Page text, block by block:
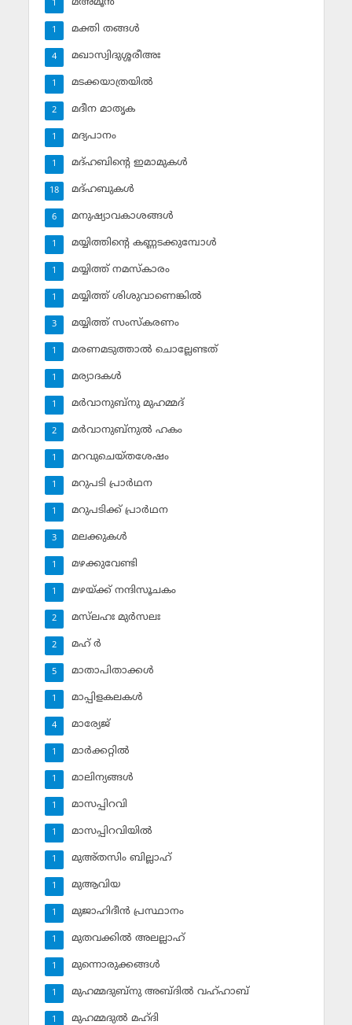
1
മക്തി തങ്ങള്‍
1
മഖാസ്വിദുശ്ശരീഅഃ
4
മടക്കയാത്രയില്‍
1
മദീന മാതൃക
2
മദ്യപാനം
1
മദ്ഹബിന്റെ ഇമാമുകള്‍
1
മദ്ഹബുകള്‍
18
മനുഷ്യാവകാശങ്ങള്‍
6
മയ്യിത്തിന്റെ കണ്ണടക്കുമ്പോള്‍
1
മയ്യിത്ത് നമസ്‌കാരം
1
മയ്യിത്ത് ശിശുവാണെങ്കില്‍
1
മയ്യിത്ത് സംസ്‌കരണം
3
മരണമടുത്താല്‍ ചൊല്ലേണ്ടത്
1
മര്യാദകള്‍
1
മര്‍വാനുബ്‌നു മുഹമ്മദ്
1
മര്‍വാനുബ്‌നുല്‍ ഹകം
2
മറവുചെയ്തശേഷം
1
മറുപടി പ്രാര്‍ഥന
1
മറുപടിക്ക് പ്രാര്‍ഥന
1
മലക്കുകള്‍
3
മഴക്കുവേണ്ടി
1
മഴയ്ക്ക് നന്ദിസൂചകം
1
മസ്‌ലഹഃ മുര്‍സലഃ
2
മഹ് ര്‍
2
മാതാപിതാക്കള്‍
5
മാപ്പിളകലകള്‍
1
മാര്യേജ്
4
മാര്‍ക്കറ്റില്‍
1
മാലിന്യങ്ങള്‍
1
മാസപ്പിറവി
1
മാസപ്പിറവിയില്‍
1
മുഅ്തസിം ബില്ലാഹ്
1
മുആവിയ
1
മുജാഹിദീന്‍ പ്രസ്ഥാനം
1
മുതവക്കില്‍ അലല്ലാഹ്
1
മുന്നൊരുക്കങ്ങള്‍
1
മുഹമ്മദുബ്‌നു അബ്ദില്‍ വഹ്ഹാബ്
1
മുഹമ്മദുല്‍ മഹ്ദി
1